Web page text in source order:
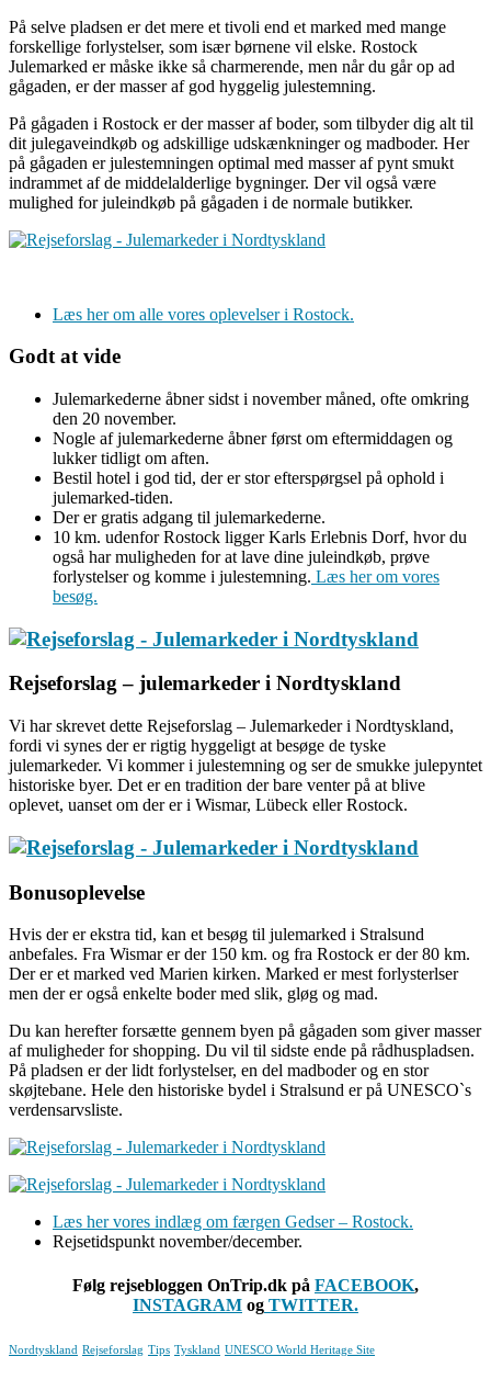
På selve pladsen er det mere et tivoli end et marked med mange
forskellige forlystelser, som især børnene vil elske. Rostock
Julemarked er måske ikke så charmerende, men når du går op ad
gågaden, er der masser af god hyggelig julestemning.
På gågaden i Rostock er der masser af boder, som tilbyder dig alt til
dit julegaveindkøb og adskillige udskænkninger og madboder. Her
på gågaden er julestemningen optimal med masser af pynt smukt
indrammet af de middelalderlige bygninger. Der vil også være
mulighed for juleindkøb på gågaden i de normale butikker.
Læs her om alle vores oplevelser i Rostock.
Godt at vide
Julemarkederne åbner sidst i november måned, ofte omkring
den 20 november.
Nogle af julemarkederne åbner først om eftermiddagen og
lukker tidligt om aften.
Bestil hotel i god tid, der er stor efterspørgsel på ophold i
julemarked-tiden.
Der er gratis adgang til julemarkederne.
10 km. udenfor Rostock ligger Karls Erlebnis Dorf, hvor du
også har muligheden for at lave dine juleindkøb, prøve
forlystelser og komme i julestemning. Læs her om vores
besøg.
Rejseforslag – julemarkeder i Nordtyskland
Vi har skrevet dette Rejseforslag – Julemarkeder i Nordtyskland,
fordi vi synes der er rigtig hyggeligt at besøge de tyske
julemarkeder. Vi kommer i julestemning og ser de smukke julepyntet
historiske byer. Det er en tradition der bare venter på at blive
oplevet, uanset om der er i Wismar, Lübeck eller Rostock.
Bonusoplevelse
Hvis der er ekstra tid, kan et besøg til julemarked i Stralsund
anbefales. Fra Wismar er der 150 km. og fra Rostock er der 80 km.
Der er et marked ved Marien kirken. Marked er mest forlysterlser
men der er også enkelte boder med slik, gløg og mad.
Du kan herefter forsætte gennem byen på gågaden som giver masser
af muligheder for shopping. Du vil til sidste ende på rådhuspladsen.
På pladsen er der lidt forlystelser, en del madboder og en stor
skøjtebane. Hele den historiske bydel i Stralsund er på UNESCO`s
verdensarvsliste.
Læs her vores indlæg om færgen Gedser – Rostock.
Rejsetidspunkt november/december.
Følg rejsebloggen OnTrip.dk på FACEBOOK,
INSTAGRAM og TWITTER.
Nordtyskland Rejseforslag Tips Tyskland UNESCO World Heritage Site